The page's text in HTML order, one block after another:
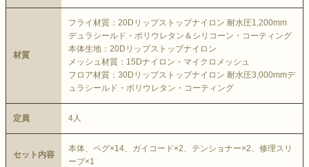
材質
フライ材質：20Dリップストップナイロン 耐水圧1,200mm
デュラシールド・ポリウレタン＆シリコーン・コーティング
本体生地：20Dリップストップナイロン
メッシュ材質：15Dナイロン・マイクロメッシュ
フロア材質：30Dリップストップナイロン 耐水圧3,000mmデ
ュラシールド・ポリウレタン・コーティング
定員 4人
セット内容
本体、ペグ×14、ガイコード×2、テンショナー×2、修理スリ
ーブ×1